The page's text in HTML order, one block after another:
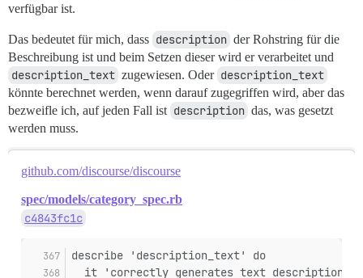
verfügbar ist.
Das bedeutet für mich, dass description der Rohstring für die
Beschreibung ist und beim Setzen dieser wird er verarbeitet und
description_text zugewiesen. Oder description_text
könnte berechnet werden, wenn darauf zugegriffen wird, aber das
bezweifle ich, auf jeden Fall ist description das, was gesetzt
werden muss.
github.com/discourse/discourse
spec/models/category_spec.rb
c4843fc1c
describe 'description_text' do
it 'correctly generates text description